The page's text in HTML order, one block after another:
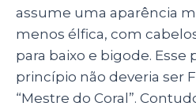
assume uma aparência
menos élfica, com
para baixo e bigode. Esse
princípio não deveria ser
“Mestre do Coral”.